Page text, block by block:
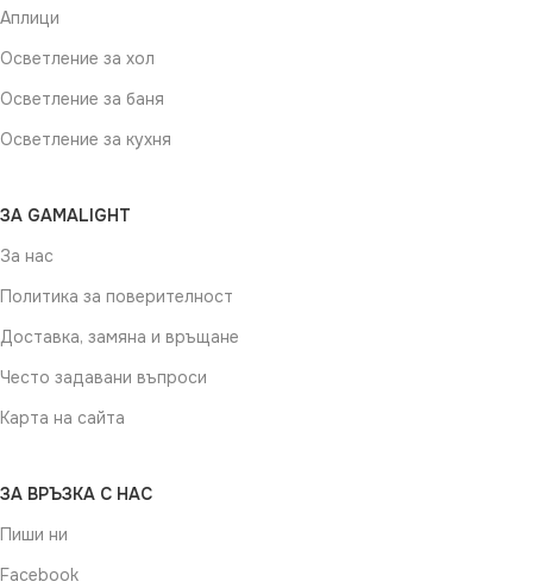
Аплици
Осветление за хол
Осветление за баня
Осветление за кухня
ЗА GAMALIGHT
За нас
Политика за поверителност
Доставка, замяна и връщане
Често задавани въпроси
Карта на сайта
ЗА ВРЪЗКА С НАС
Пиши ни
Facebook